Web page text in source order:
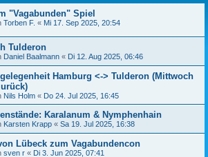
"Vagabunden" Spiel
Torben F. « Mi 17. Sep 2025, 20:54
Tulderon
Daniel Baalmann « Di 12. Aug 2025, 06:46
Hamburg <-> Tulderon (Mittwoch
Nils Holm « Do 24. Jul 2025, 16:45
Karalanum & Nymphenhain
Karsten Krapp « Sa 19. Jul 2025, 16:38
Lübeck zum Vagabundencon
sven r « Di 3. Jun 2025, 07:41